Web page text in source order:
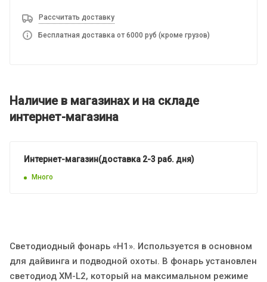
Рассчитать доставку
Бесплатная доставка от 6000 руб (кроме грузов)
Наличие в магазинах и на складе
интернет-магазина
Интернет-магазин(доставка 2-3 раб. дня)
Много
Светодиодный фонарь «H1». Используется в основном
для дайвинга и подводной охоты. В фонарь установлен
светодиод XM-L2, который на максимальном режиме